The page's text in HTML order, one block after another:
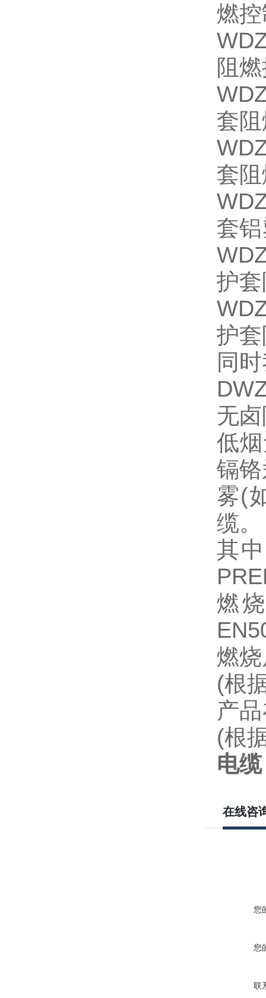
燃
阻
套
套
套
护
护
同
无
低
镉
雾(
缆。
其
燃
燃
(根
产
(根
电缆
在线咨
您
您
联